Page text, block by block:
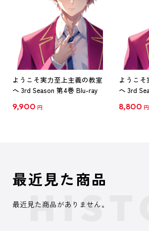
ようこそ実力至上主義の教室
へ 3rd Season 第4巻 Blu-ray
9,900 円
ようこ
へ 3rd
8,800 円
最近見た商品
最近見た商品がありません。